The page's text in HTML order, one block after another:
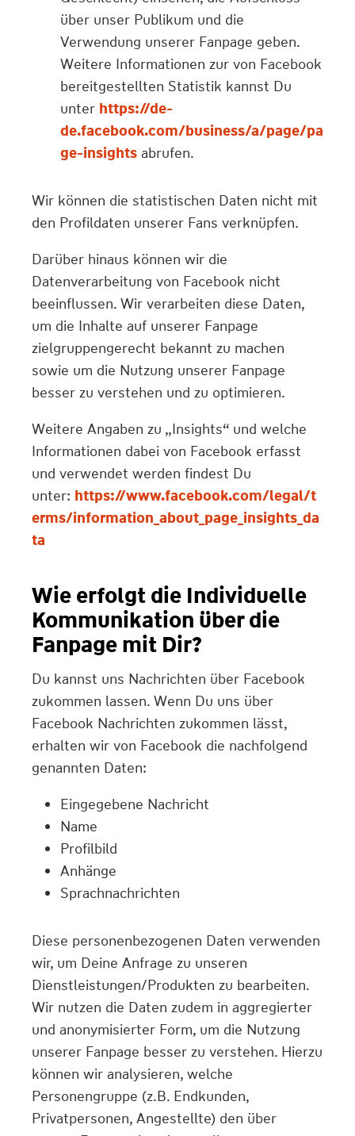
über unser Publikum und die
Verwendung unserer Fanpage geben.
Weitere Informationen zur von Facebook
bereitgestellten Statistik kannst Du
unter https://de-
de.facebook.com/business/a/page/pa
ge-insights abrufen.
Wir können die statistischen Daten nicht mit
den Profildaten unserer Fans verknüpfen.
Darüber hinaus können wir die
Datenverarbeitung von Facebook nicht
beeinflussen. Wir verarbeiten diese Daten,
um die Inhalte auf unserer Fanpage
zielgruppengerecht bekannt zu machen
sowie um die Nutzung unserer Fanpage
besser zu verstehen und zu optimieren.
Weitere Angaben zu „Insights“ und welche
Informationen dabei von Facebook erfasst
und verwendet werden findest Du
unter: https://www.facebook.com/legal/t
erms/information_about_page_insights_da
ta
Wie erfolgt die Individuelle
Kommunikation über die
Fanpage mit Dir?
Du kannst uns Nachrichten über Facebook
zukommen lassen. Wenn Du uns über
Facebook Nachrichten zukommen lässt,
erhalten wir von Facebook die nachfolgend
genannten Daten:
Eingegebene Nachricht
Name
Profilbild
Anhänge
Sprachnachrichten
Diese personenbezogenen Daten verwenden
wir, um Deine Anfrage zu unseren
Dienstleistungen/Produkten zu bearbeiten.
Wir nutzen die Daten zudem in aggregierter
und anonymisierter Form, um die Nutzung
unserer Fanpage besser zu verstehen. Hierzu
können wir analysieren, welche
Personengruppe (z.B. Endkunden,
Privatpersonen, Angestellte) den über